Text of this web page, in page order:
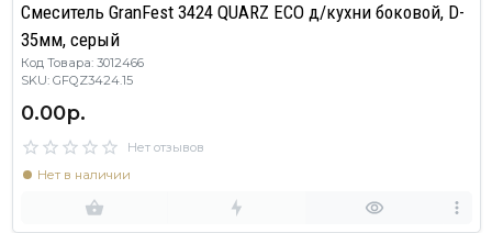
Смеситель GranFest 3424 QUARZ ECO д/кухни боковой, D-
35мм, серый
Код Товара: 3012466
SKU: GFQZ3424.15
0.00р.
Нет отзывов
Нет в наличии